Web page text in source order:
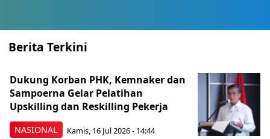
Berita Terkini
NASIONAL
Dukung Korban PHK, Kemnaker dan
Sampoerna Gelar Pelatihan
Upskilling dan Reskilling Pekerja
Kamis, 16 Jul 2026 - 14:44